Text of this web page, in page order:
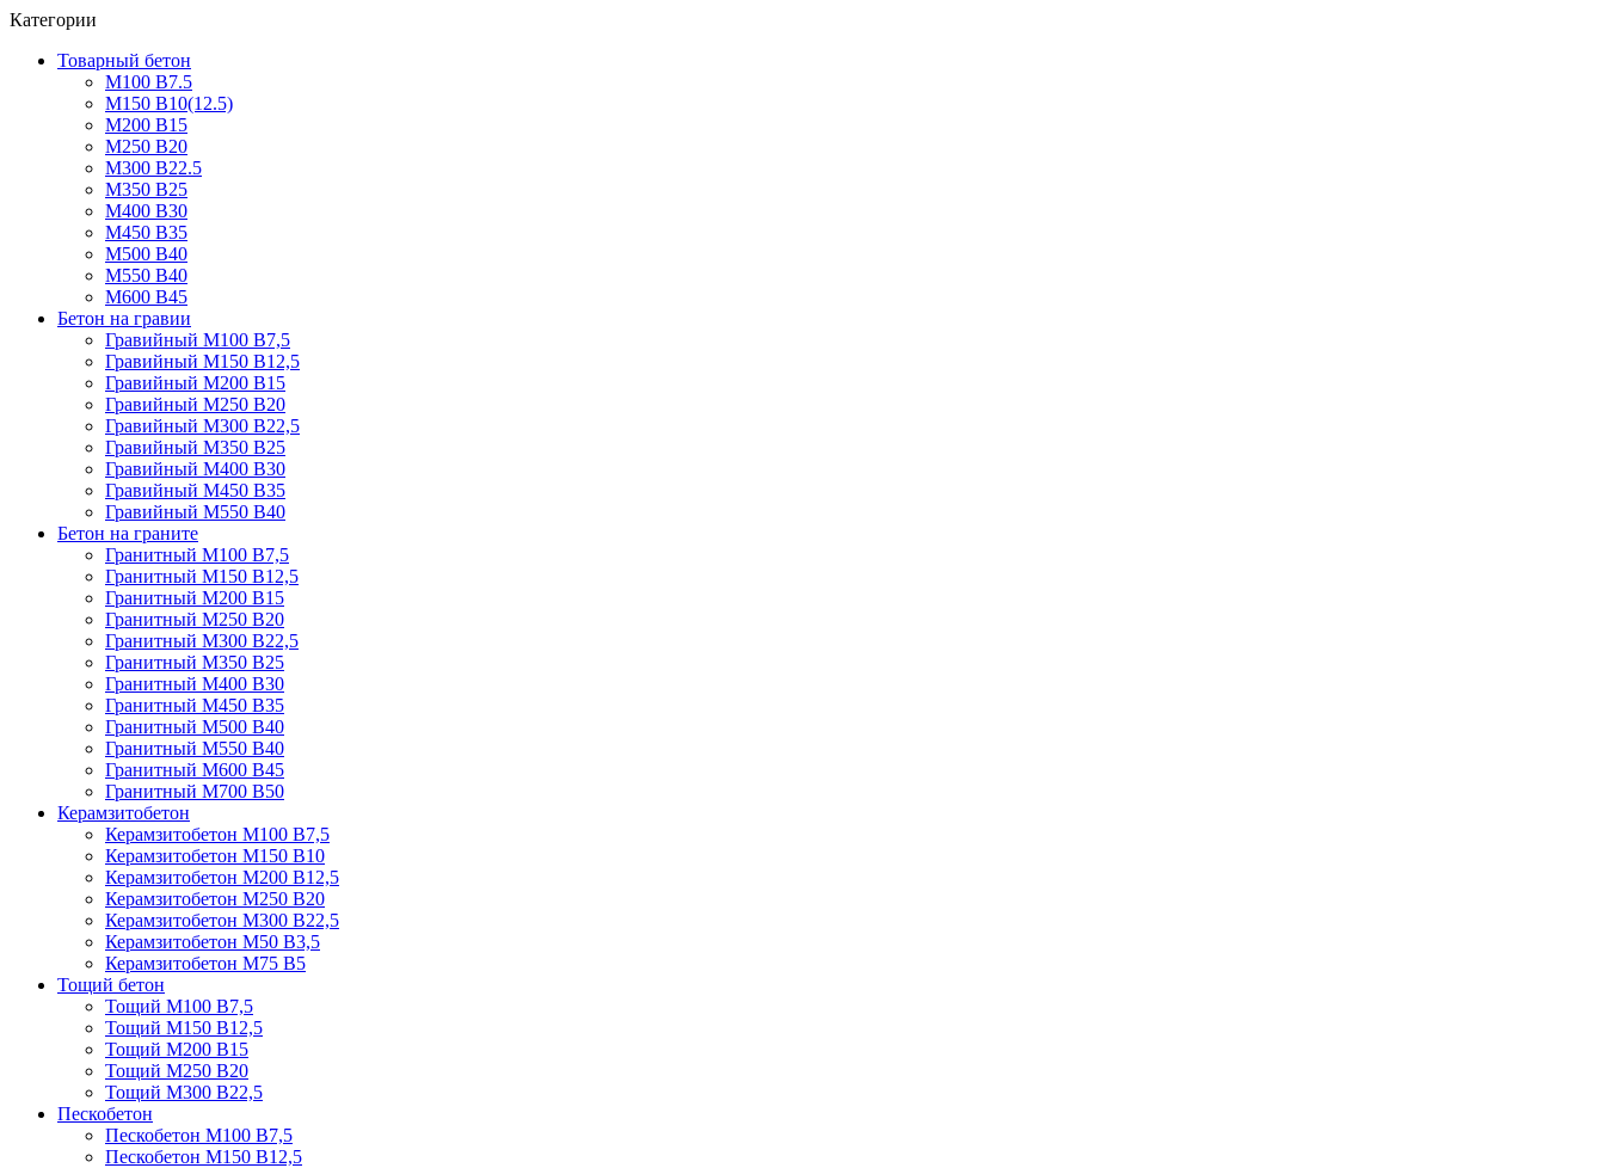
Категории
Товарный бетон
М100 В7.5
М150 В10(12.5)
М200 В15
М250 В20
М300 В22.5
М350 В25
М400 В30
М450 В35
М500 В40
М550 В40
М600 В45
Бетон на гравии
Гравийный М100 В7,5
Гравийный М150 В12,5
Гравийный М200 В15
Гравийный М250 В20
Гравийный М300 В22,5
Гравийный М350 В25
Гравийный М400 В30
Гравийный М450 В35
Гравийный М550 В40
Бетон на граните
Гранитный М100 В7,5
Гранитный М150 В12,5
Гранитный М200 В15
Гранитный М250 В20
Гранитный М300 В22,5
Гранитный М350 В25
Гранитный М400 В30
Гранитный М450 В35
Гранитный М500 В40
Гранитный М550 В40
Гранитный М600 В45
Гранитный М700 В50
Керамзитобетон
Керамзитобетон М100 В7,5
Керамзитобетон М150 В10
Керамзитобетон М200 В12,5
Керамзитобетон М250 В20
Керамзитобетон М300 В22,5
Керамзитобетон М50 В3,5
Керамзитобетон М75 В5
Тощий бетон
Тощий М100 В7,5
Тощий М150 В12,5
Тощий М200 В15
Тощий М250 В20
Тощий М300 В22,5
Пескобетон
Пескобетон М100 В7,5
Пескобетон М150 В12,5